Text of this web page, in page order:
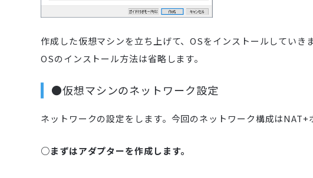
作成した仮想マシンを立ち上げて、OSをインストールしていきま
OSのインストール方法は省略します。
●仮想マシンのネットワーク設定
ネットワークの設定をします。今回のネットワーク構成はNAT+
○まずはアダプターを作成します。